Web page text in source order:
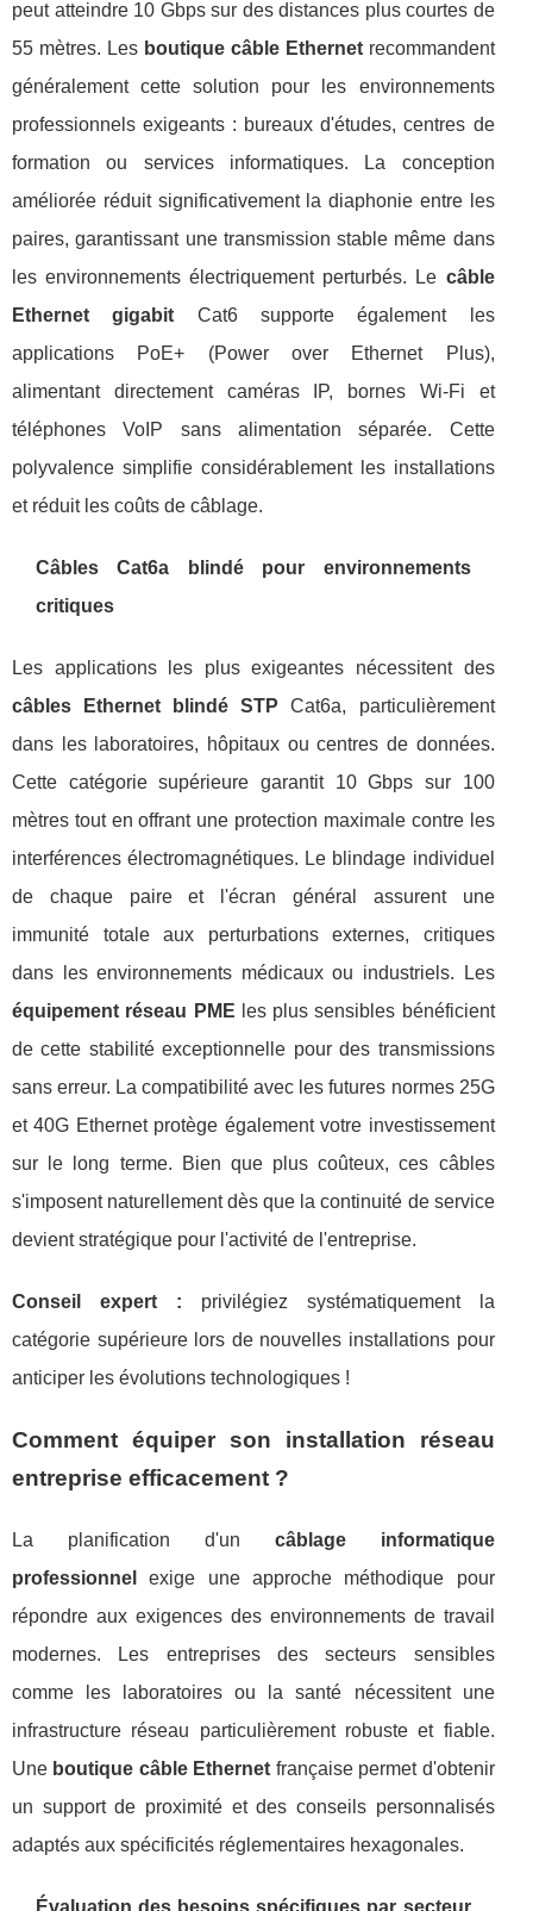
peut atteindre 10 Gbps sur des distances plus courtes de
55 mètres. Les boutique câble Ethernetrecommandent
généralement cette solution pour les environnements
professionnels exigeants : bureaux d'études, centres de
formation ou services informatiques. La conception
améliorée réduit significativement la diaphonie entre les
paires, garantissant une transmission stable même dans
les environnements électriquement perturbés. Le câble
Ethernet gigabit Cat6 supporte également les
applications PoE+ (Power over Ethernet Plus),
alimentant directement caméras IP, bornes Wi-Fi et
téléphones VoIP sans alimentation séparée. Cette
polyvalence simplifie considérablement les installations
et réduit les coûts de câblage.
Câbles Cat6a blindé pour environnements
critiques
Les applications les plus exigeantes nécessitent des
câbles Ethernet blindé STP Cat6a, particulièrement
dans les laboratoires, hôpitaux ou centres de données.
Cette catégorie supérieure garantit 10 Gbps sur 100
mètres tout en offrant une protection maximale contre les
interférences électromagnétiques. Le blindage individuel
de chaque paire et l'écran général assurent une
immunité totale aux perturbations externes, critiques
dans les environnements médicaux ou industriels. Les
équipement réseau PME les plus sensibles bénéficient
de cette stabilité exceptionnelle pour des transmissions
sans erreur. La compatibilité avec les futures normes 25G
et 40G Ethernet protège également votre investissement
sur le long terme. Bien que plus coûteux, ces câbles
s'imposent naturellement dès que la continuité de service
devient stratégique pour l'activité de l'entreprise.
Conseil expert : privilégiez systématiquement la
catégorie supérieure lors de nouvelles installations pour
anticiper les évolutions technologiques !
Comment équiper son installation réseau
entreprise efficacement ?
La planification d'un câblage informatique
professionnel
exige une approche méthodique pour
répondre aux exigences des environnements de travail
modernes. Les entreprises des secteurs sensibles
comme les laboratoires ou la santé nécessitent une
infrastructure réseau particulièrement robuste et fiable.
Une boutique câble Ethernet française permet d'obtenir
un support de proximité et des conseils personnalisés
adaptés aux spécificités réglementaires hexagonales.
Évaluation des besoins spécifiques par secteur